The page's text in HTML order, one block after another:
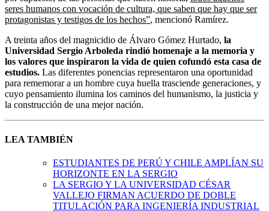
seres humanos con vocación de cultura, que saben que hay que ser
protagonistas y testigos de los hechos”, mencionó Ramírez.
A treinta años del magnicidio de Álvaro Gómez Hurtado, la
Universidad Sergio Arboleda rindió homenaje a la memoria y
los valores que inspiraron la vida de quien cofundó esta casa de
estudios. Las diferentes ponencias representaron una oportunidad
para rememorar a un hombre cuya huella trasciende generaciones, y
cuyo pensamiento ilumina los caminos del humanismo, la justicia y
la construcción de una mejor nación.
LEA TAMBIÉN
ESTUDIANTES DE PERÚ Y CHILE AMPLÍAN SU
HORIZONTE EN LA SERGIO
LA SERGIO Y LA UNIVERSIDAD CÉSAR
VALLEJO FIRMAN ACUERDO DE DOBLE
TITULACIÓN PARA INGENIERÍA INDUSTRIAL